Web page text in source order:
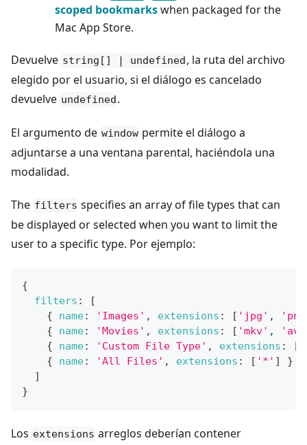
scoped bookmarkswhen packaged for the
Mac App Store.
Devuelve string[] | undefined, la ruta del archivo
elegido por el usuario, si el diálogo es cancelado
devuelve undefined.
El argumento de window permite el diálogo a
adjuntarse a una ventana parental, haciéndola una
modalidad.
The filters specifies an array of file types that can
be displayed or selected when you want to limit the
user to a specific type. Por ejemplo:
{
filters :
[
{
name: 'Images' , extensions : [ 'jpg' ,
{
name: 'Movies' , extensions : [ 'mkv' ,
{
name: 'Custom File Type' , extensions : [
{
name: 'All Files' , extensions : [ '*' ]
}
]
}
Los extensions arreglos deberían contener